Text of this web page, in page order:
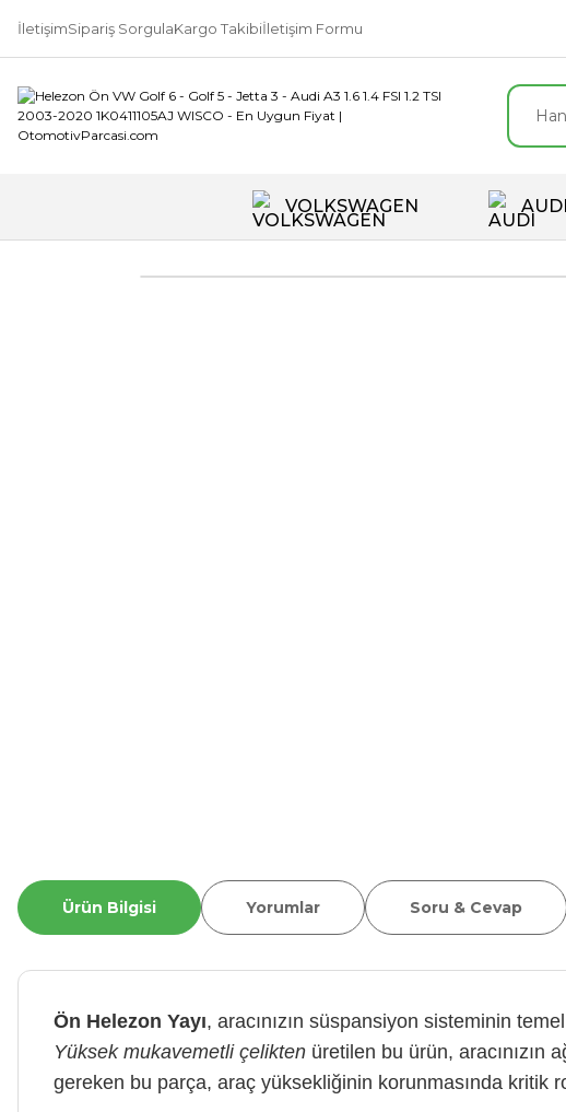
İletişimSipariş SorgulaKargo Takibiİletişim Formu
VOLKSWAGEN AUDI
Ürün Bilgisi Yorumlar Soru & Cevap
Ön Helezon Yayı, aracınızın süspansiyon sisteminin
Yüksek mukavemetli çelikten üretilen bu ürün, aracınızın
gereken bu parça, araç yüksekliğinin korunmasında kritik